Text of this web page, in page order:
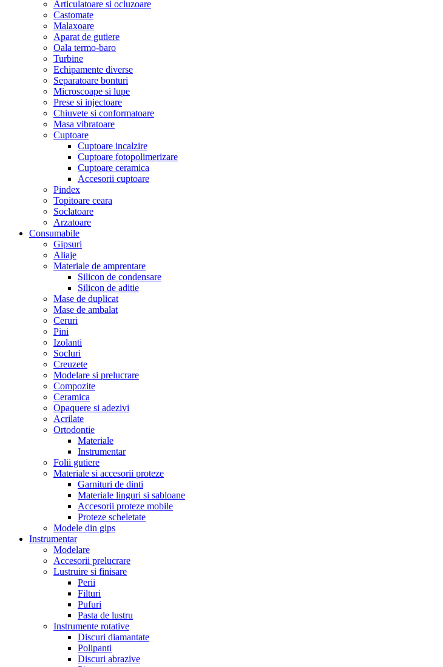
Articulatoare si ocluzoare
Castomate
Malaxoare
Aparat de gutiere
Oala termo-baro
Turbine
Echipamente diverse
Separatoare bonturi
Microscoape si lupe
Prese si injectoare
Chiuvete si conformatoare
Masa vibratoare
Cuptoare
Cuptoare incalzire
Cuptoare fotopolimerizare
Cuptoare ceramica
Accesorii cuptoare
Pindex
Topitoare ceara
Soclatoare
Arzatoare
Consumabile
Gipsuri
Aliaje
Materiale de amprentare
Silicon de condensare
Silicon de aditie
Mase de duplicat
Mase de ambalat
Ceruri
Pini
Izolanti
Socluri
Creuzete
Modelare si prelucrare
Compozite
Ceramica
Opaquere si adezivi
Acrilate
Ortodontie
Materiale
Instrumentar
Folii gutiere
Materiale si accesorii proteze
Garnituri de dinti
Materiale linguri si sabloane
Accesorii proteze mobile
Proteze scheletate
Modele din gips
Instrumentar
Modelare
Accesorii prelucrare
Lustruire si finisare
Perii
Filturi
Pufuri
Pasta de lustru
Instrumente rotative
Discuri diamantate
Polipanti
Discuri abrazive